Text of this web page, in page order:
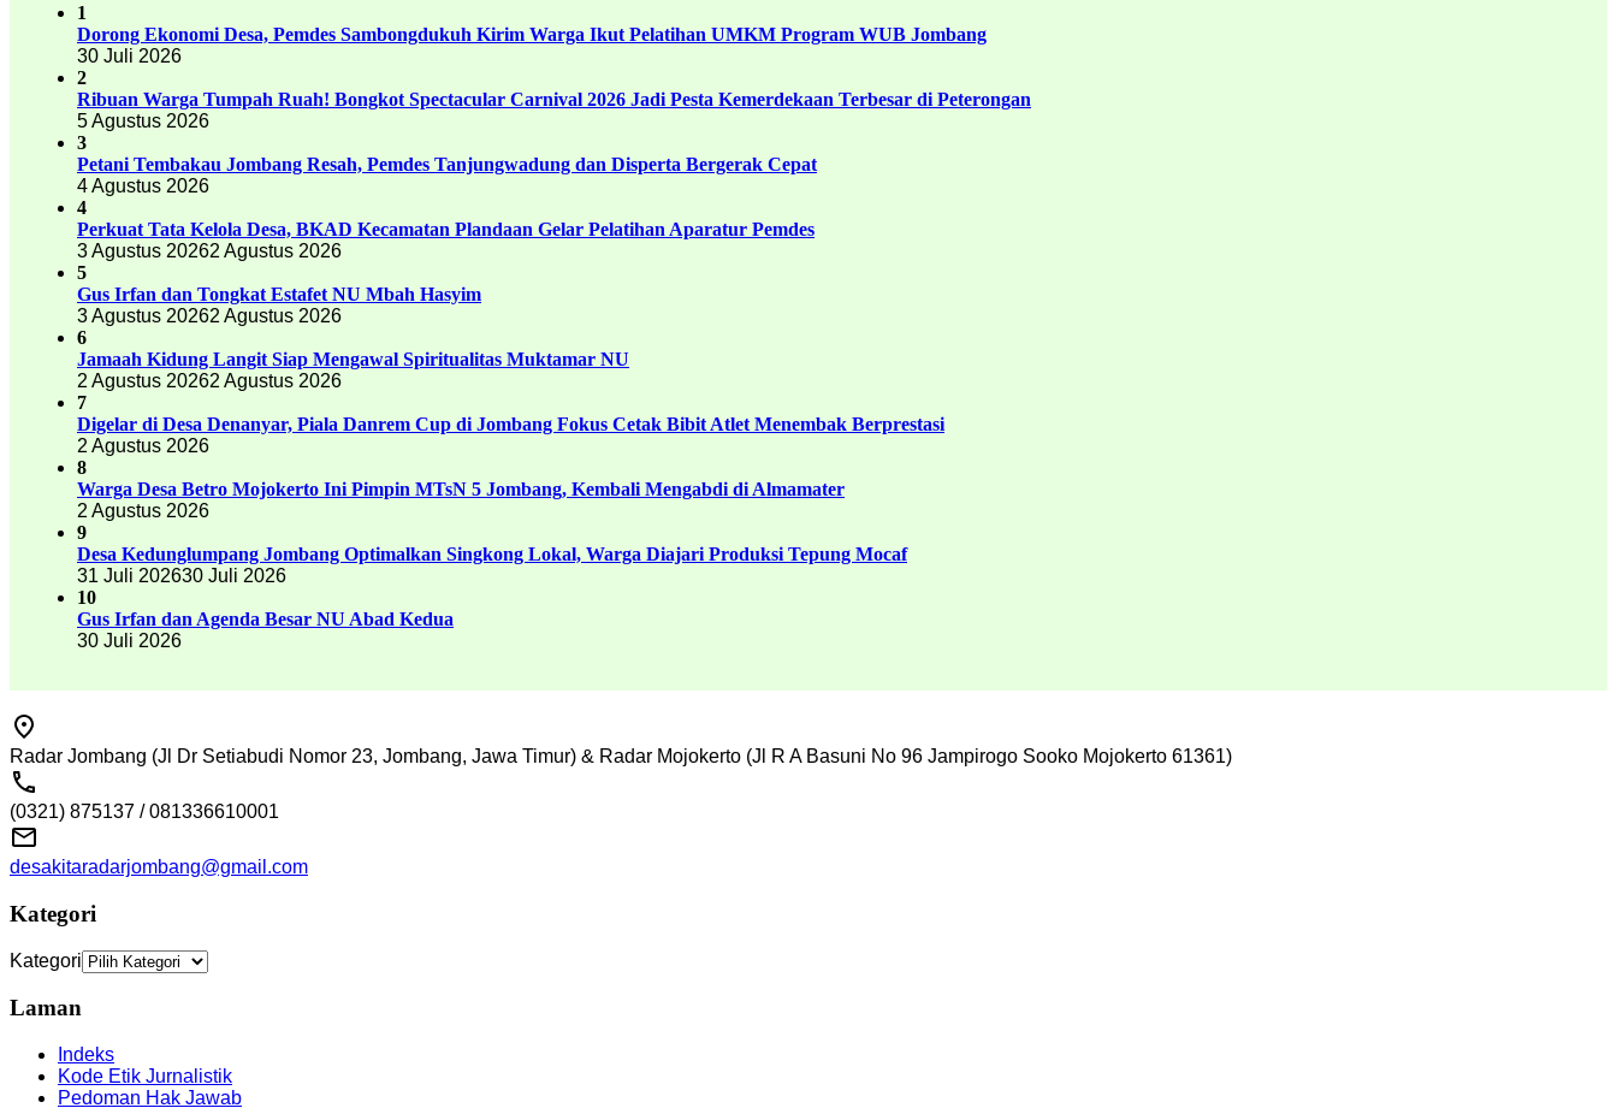
1
Dorong Ekonomi Desa, Pemdes Sambongdukuh Kirim Warga Ikut Pelatihan UMKM Program WUB Jombang
30 Juli 2026
2
Ribuan Warga Tumpah Ruah! Bongkot Spectacular Carnival 2026 Jadi Pesta Kemerdekaan Terbesar di Peterongan
5 Agustus 2026
3
Petani Tembakau Jombang Resah, Pemdes Tanjungwadung dan Disperta Bergerak Cepat
4 Agustus 2026
4
Perkuat Tata Kelola Desa, BKAD Kecamatan Plandaan Gelar Pelatihan Aparatur Pemdes
3 Agustus 20262 Agustus 2026
5
Gus Irfan dan Tongkat Estafet NU Mbah Hasyim
3 Agustus 20262 Agustus 2026
6
Jamaah Kidung Langit Siap Mengawal Spiritualitas Muktamar NU
2 Agustus 20262 Agustus 2026
7
Digelar di Desa Denanyar, Piala Danrem Cup di Jombang Fokus Cetak Bibit Atlet Menembak Berprestasi
2 Agustus 2026
8
Warga Desa Betro Mojokerto Ini Pimpin MTsN 5 Jombang, Kembali Mengabdi di Almamater
2 Agustus 2026
9
Desa Kedunglumpang Jombang Optimalkan Singkong Lokal, Warga Diajari Produksi Tepung Mocaf
31 Juli 202630 Juli 2026
10
Gus Irfan dan Agenda Besar NU Abad Kedua
30 Juli 2026
Radar Jombang (Jl Dr Setiabudi Nomor 23, Jombang, Jawa Timur) & Radar Mojokerto (Jl R A Basuni No 96 Jampirogo Sooko Mojokerto 61361)
(0321) 875137 / 081336610001
desakitaradarjombang@gmail.com
Kategori
Kategori
Laman
Indeks
Kode Etik Jurnalistik
Pedoman Hak Jawab